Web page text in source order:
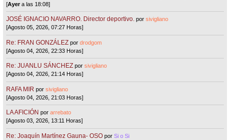
[Ayera las 18:08]
JOSÉ IGNACIO NAVARRO. Director deportivo. porsivigliano
[Agosto 05, 2026, 07:27 Horas]
Re: FRAN GONZÁLEZ pordrodgom
[Agosto 04, 2026, 22:33 Horas]
Re: JUANLU SÁNCHEZ porsivigliano
[Agosto 04, 2026, 21:14 Horas]
RAFA MIR porsivigliano
[Agosto 04, 2026, 21:03 Horas]
LA AFICIÓN porarrebato
[Agosto 03, 2026, 13:11 Horas]
Re: Joaquín Martínez Gauna- OSO porSi o Si